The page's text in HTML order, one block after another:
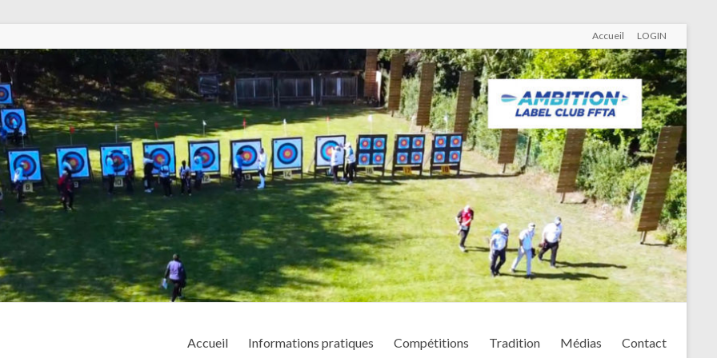
Accueil LOGIN
Accueil Informations pratiques Compétitions Tradition Médias Contact